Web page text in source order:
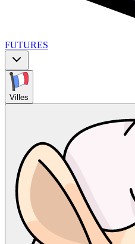
FUTURES
Villes